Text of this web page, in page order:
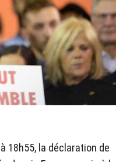
18h55, la déclaration de